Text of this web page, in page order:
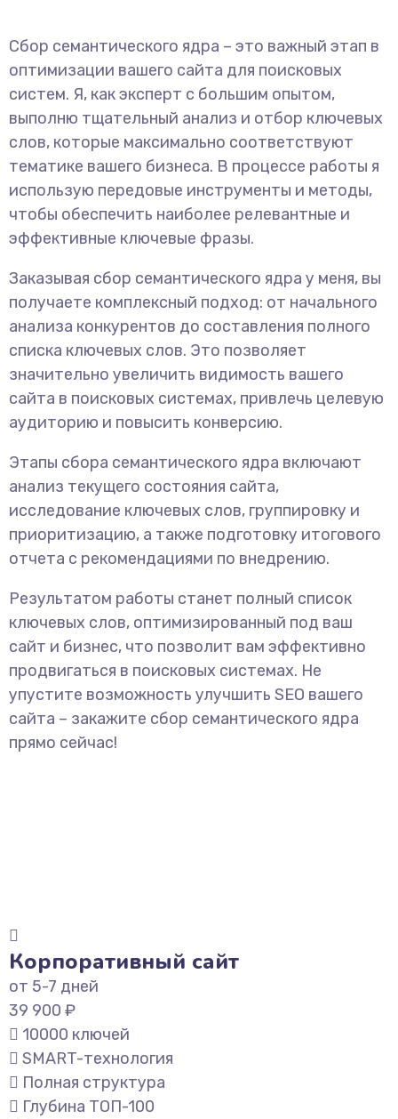
Сбор семантического ядра – это важный этап в
оптимизации вашего сайта для поисковых
систем. Я, как эксперт с большим опытом,
выполню тщательный анализ и отбор ключевых
слов, которые максимально соответствуют
тематике вашего бизнеса. В процессе работы я
использую передовые инструменты и методы,
чтобы обеспечить наиболее релевантные и
эффективные ключевые фразы.
Заказывая сбор семантического ядра у меня, вы
получаете комплексный подход: от начального
анализа конкурентов до составления полного
списка ключевых слов. Это позволяет
значительно увеличить видимость вашего
сайта в поисковых системах, привлечь целевую
аудиторию и повысить конверсию.
Этапы сбора семантического ядра включают
анализ текущего состояния сайта,
исследование ключевых слов, группировку и
приоритизацию, а также подготовку итогового
отчета с рекомендациями по внедрению.
Результатом работы станет полный список
ключевых слов, оптимизированный под ваш
сайт и бизнес, что позволит вам эффективно
продвигаться в поисковых системах. Не
упустите возможность улучшить SEO вашего
сайта – закажите сбор семантического ядра
прямо сейчас!
Корпоративный сайт
от 5-7 дней
39 900 ₽
10000 ключей
SMART-технология
Полная структура
Глубина ТОП-100